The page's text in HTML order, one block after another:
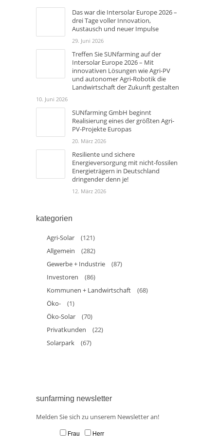
Das war die Intersolar Europe 2026 –
drei Tage voller Innovation,
Austausch und neuer Impulse
29. Juni 2026
Treffen Sie SUNfarming auf der
Intersolar Europe 2026 – Mit
innovativen Lösungen wie Agri-PV
und autonomer Agri-Robotik die
Landwirtschaft der Zukunft gestalten
10. Juni 2026
SUNfarming GmbH beginnt
Realisierung eines der größten Agri-
PV-Projekte Europas
20. März 2026
Resiliente und sichere
Energieversorgung mit nicht-fossilen
Energieträgern in Deutschland
dringender denn je!
12. März 2026
kategorien
Agri-Solar
(121)
Allgemein
(282)
Gewerbe + Industrie
(87)
Investoren
(86)
Kommunen + Landwirtschaft
(68)
Öko-
(1)
Öko-Solar
(70)
Privatkunden
(22)
Solarpark
(67)
sunfarming newsletter
Melden Sie sich zu unserem Newsletter an!
Frau Herr